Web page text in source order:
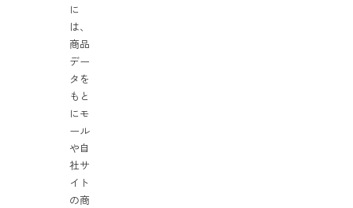
に
は、
商品
デー
タを
もと
にモ
ール
や自
社サ
イト
の商